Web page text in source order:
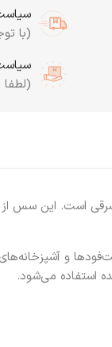
(با
است. این سس
و
استفاده می‌شود.